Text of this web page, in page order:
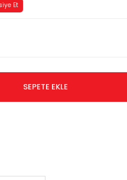
Et
SEPETE EKLE